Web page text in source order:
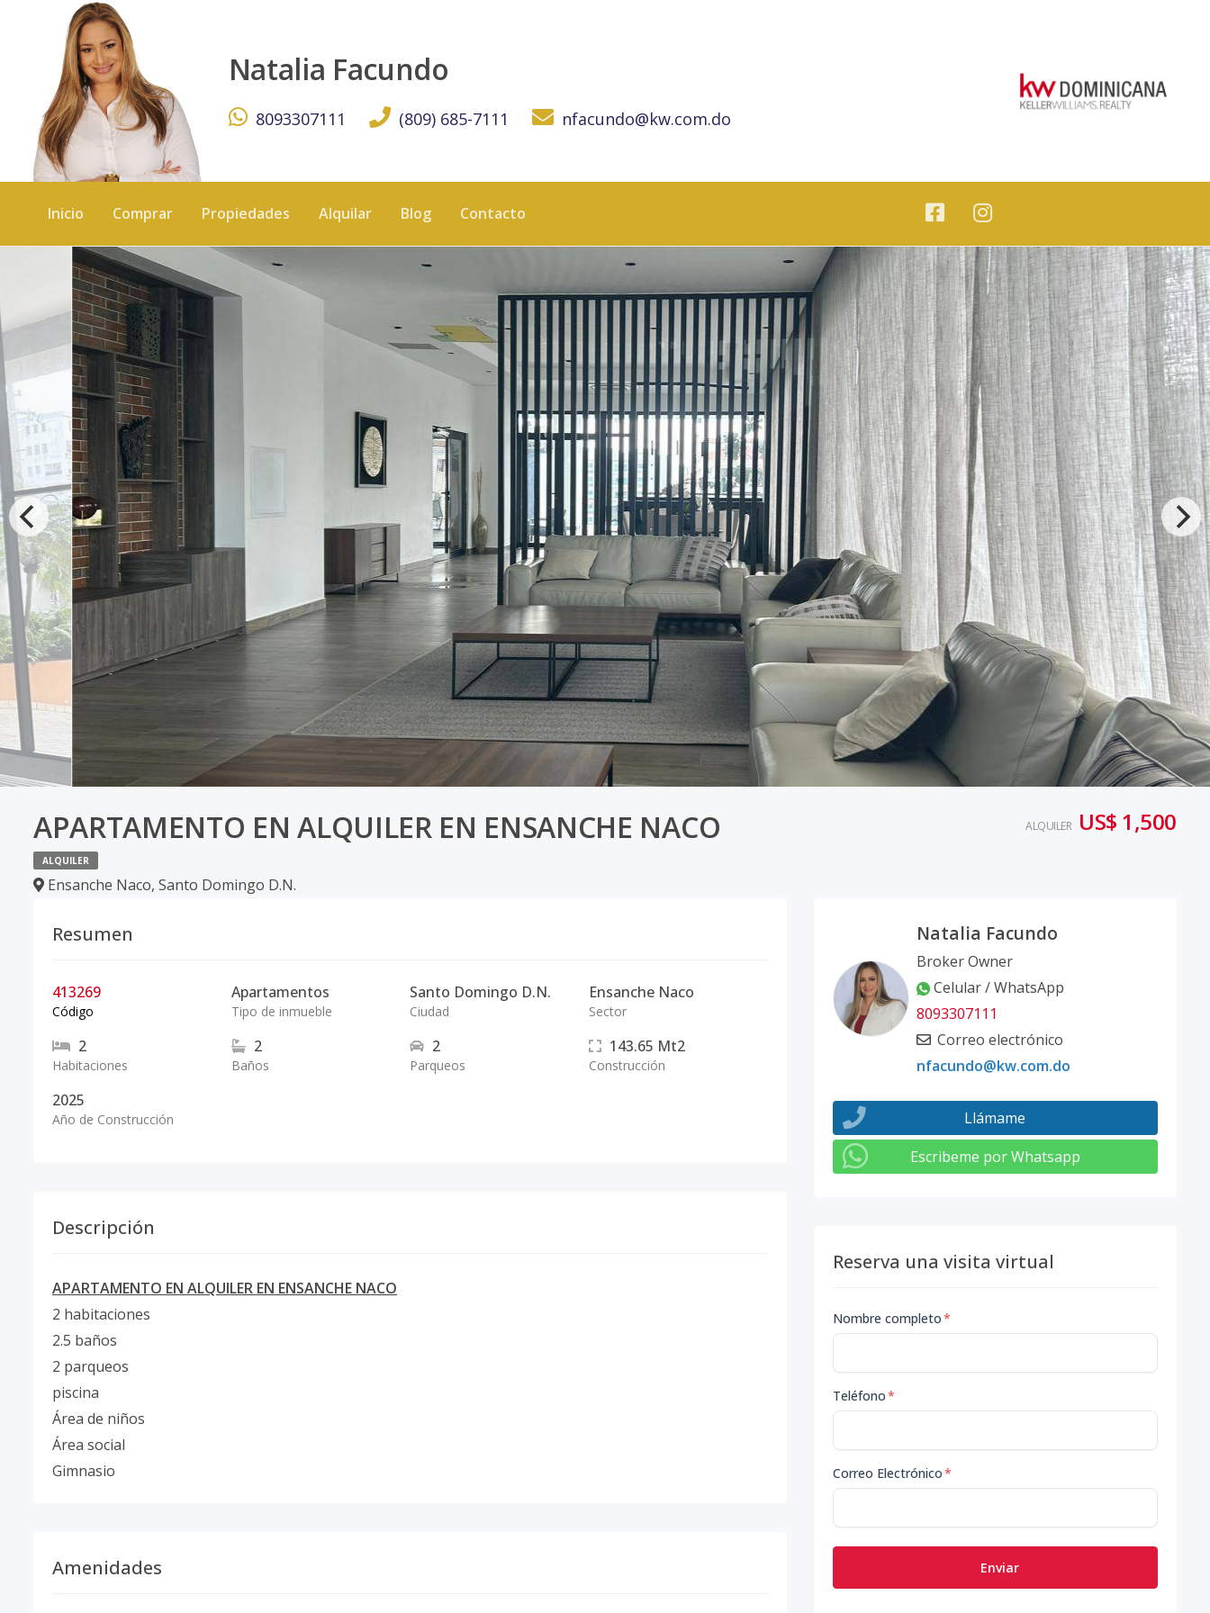
Natalia Facundo
8093307111 (809) 685-7111 nfacundo@kw.com.do
Inicio Comprar Propiedades Alquilar Blog Contacto
APARTAMENTO EN ALQUILER EN ENSANCHE NACO
ALQUILER
Ensanche Naco, Santo Domingo D.N.
ALQUILER US$ 1,500
Resumen
413269
Código
Apartamentos
Tipo de inmueble
Santo Domingo D.N.
Ciudad
Ensanche Naco
Sector
2
Habitaciones
2
Baños
2
Parqueos
143.65 Mt2
Construcción
2025
Año de Construcción
Descripción
APARTAMENTO EN ALQUILER EN ENSANCHE NACO
2 habitaciones
2.5 baños
2 parqueos
piscina
Área de niños
Área social
Gimnasio
Amenidades
Natalia Facundo
Broker Owner
Celular / WhatsApp
8093307111
Correo electrónico
nfacundo@kw.com.do
Llámame
Escribeme por Whatsapp
Reserva una visita virtual
Nombre completo*
Teléfono*
Correo Electrónico*
Enviar
APARTAMENTO EN ALQUILER EN ENSANCHE NACO - KW DOMINICANA